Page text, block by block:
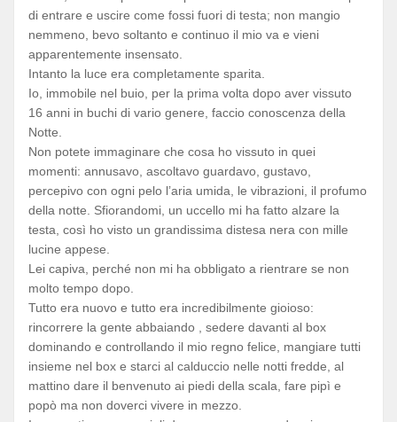
di entrare e uscire come fossi fuori di testa; non mangio
nemmeno, bevo soltanto e continuo il mio va e vieni
apparentemente insensato.
Intanto la luce era completamente sparita.
Io, immobile nel buio, per la prima volta dopo aver vissuto
16 anni in buchi di vario genere, faccio conoscenza della
Notte.
Non potete immaginare che cosa ho vissuto in quei
momenti: annusavo, ascoltavo guardavo, gustavo,
percepivo con ogni pelo l’aria umida, le vibrazioni, il profumo
della notte. Sfiorandomi, un uccello mi ha fatto alzare la
testa, così ho visto un grandissima distesa nera con mille
lucine appese.
Lei capiva, perché non mi ha obbligato a rientrare se non
molto tempo dopo.
Tutto era nuovo e tutto era incredibilmente gioioso:
rincorrere la gente abbaiando , sedere davanti al box
dominando e controllando il mio regno felice, mangiare tutti
insieme nel box e starci al calduccio nelle notti fredde, al
mattino dare il benvenuto ai piedi della scala, fare pipì e
popò ma non doverci vivere in mezzo.